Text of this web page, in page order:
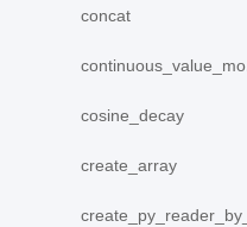
concat
continuous_value_model
cosine_decay
create_array
create_py_reader_by_data